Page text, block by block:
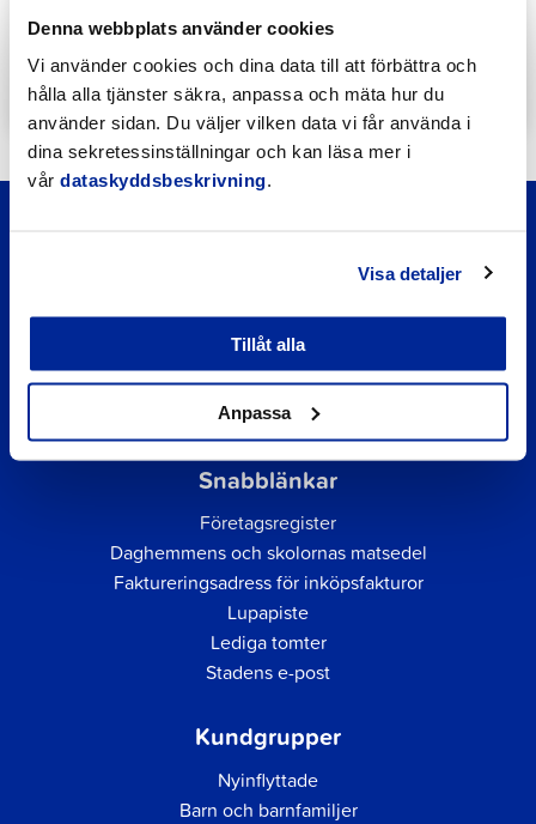
Denna webbplats använder cookies
Vi använder cookies och dina data till att förbättra och
hålla alla tjänster säkra, anpassa och mäta hur du
använder sidan. Du väljer vilken data vi får använda i
dina sekretessinställningar och kan läsa mer i
vår dataskyddsbeskrivning.
Visa detaljer
Tillåt alla
Anpassa
Katrin Nylund
katrin.nylund@jakobstad.fi
044 785 1988
Snabblänkar
Företagsregister
Daghemmens och skolornas matsedel
Faktureringsadress för inköpsfakturor
Lupapiste
Lediga tomter
Stadens e-post
Kundgrupper
Nyinflyttade
Barn och barnfamiljer